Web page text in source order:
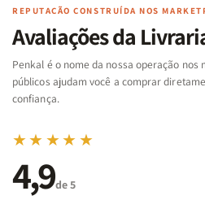
Famílias
Bíblia
-
Penkal
Famílias
da
Bíblia
-
Penkal
REPUTAÇÃO CONSTRUÍDA NOS
Avaliações da
Penkal é o nome da nossa operação nos
públicos ajudam você a comprar
confiança.
★★★★★
4,9de 5